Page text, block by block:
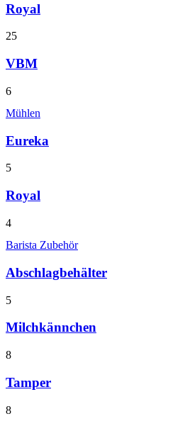
Royal
25
VBM
6
Mühlen
Eureka
5
Royal
4
Barista Zubehör
Abschlagbehälter
5
Milchkännchen
8
Tamper
8